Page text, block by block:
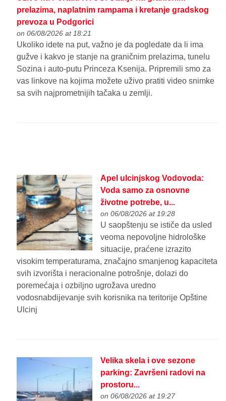
prelazima, naplatnim rampama i kretanje gradskog
prevoza u Podgorici
on 06/08/2026 at 18:21
Ukoliko idete na put, važno je da pogledate da li ima
gužve i kakvo je stanje na graničnim prelazima, tunelu
Sozina i auto-putu Princeza Ksenija. Pripremili smo za
vas linkove na kojima možete uživo pratiti video snimke
sa svih najprometnijih tačaka u zemlji.
Apel ulcinjskog Vodovoda:
Voda samo za osnovne
životne potrebe, u...
on 06/08/2026 at 19:28
U saopštenju se ističe da usled
veoma nepovoljne hidrološke
situacije, praćene izrazito
visokim temperaturama, značajno smanjenog kapaciteta
svih izvorišta i neracionalne potrošnje, dolazi do
poremećaja i ozbiljno ugrožava uredno
vodosnabdijevanje svih korisnika na teritorije Opštine
Ulcinj
Velika skela i ove sezone
parking: Završeni radovi na
prostoru...
on 06/08/2026 at 19:27